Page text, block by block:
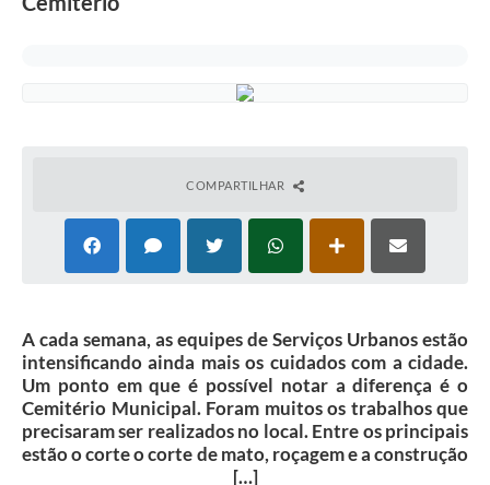
COMPARTILHAR
A cada semana, as equipes de Serviços Urbanos estão
intensificando ainda mais os cuidados com a cidade.
Um ponto em que é possível notar a diferença é o
Cemitério Municipal. Foram muitos os trabalhos que
precisaram ser realizados no local. Entre os principais
estão o corte o corte de mato, roçagem e a construção
[…]